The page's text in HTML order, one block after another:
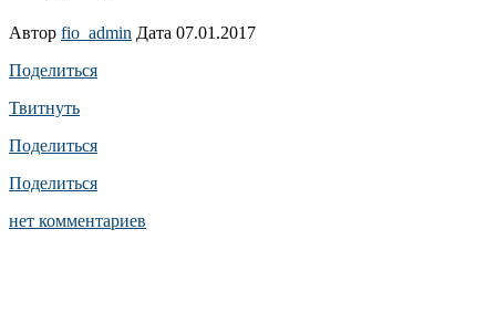
Автор fio_admin Дата 07.01.2017
Поделиться
Твитнуть
Поделиться
Поделиться
нет комментариев